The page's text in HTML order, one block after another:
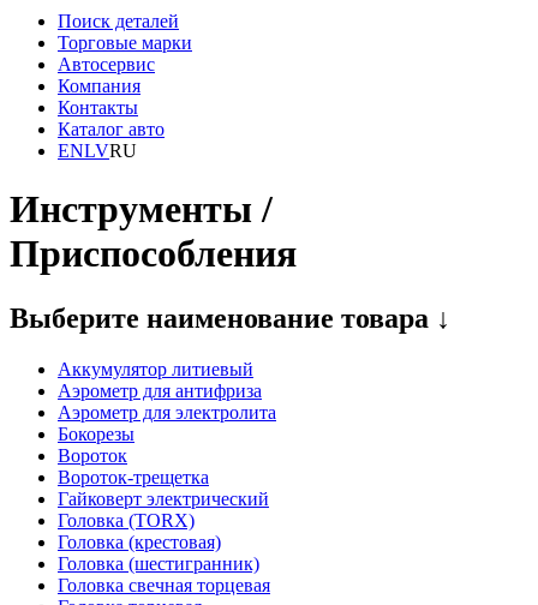
Поиск деталей
Торговые марки
Автосервис
Компания
Контакты
Каталог авто
ENLVRU
Инструменты /
Приспособления
Выберите наименование товара ↓
Аккумулятор литиевый
Аэрометр для антифриза
Аэрометр для электролита
Бокорезы
Вороток
Вороток-трещетка
Гайковерт электрический
Головка (TORX)
Головка (крестовая)
Головка (шестигранник)
Головка свечная торцевая